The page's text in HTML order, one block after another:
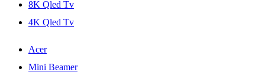
8K Qled Tv
4K Qled Tv
Acer
Mini Beamer